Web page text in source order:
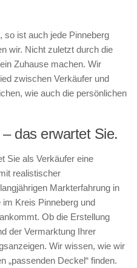
so ist auch jede Pinneberg
wir. Nicht zuletzt durch die
Zuhause machen. Wir
zwischen Verkäufer und
wie auch die persönlichen
das erwartet Sie.
Sie als Verkäufer eine
realistischer
Markterfahrung in
Kreis Pinneberg und
Ob die Erstellung
der Vermarktung Ihrer
Wir wissen, wie wir
„passenden Deckel“ finden.